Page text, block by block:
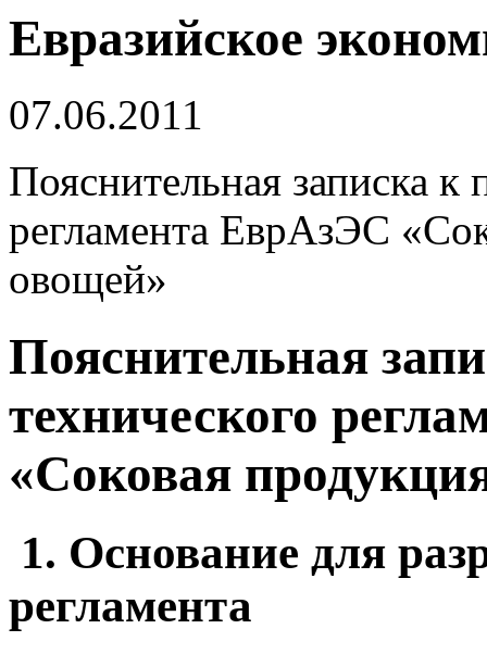
Евразийское
07.06.2011
Пояснительная записка к
регламента ЕврАзЭС
овощей»
Пояснительная
технического
«Соковая
1. Основание для
регламента